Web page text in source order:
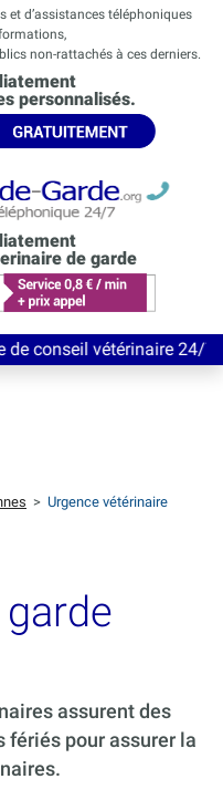
et d’assistances téléphoniques
non-rattachés à ces derniers.
personnalisés.
de garde
vétérinaire 24/7
> Urgence vétérinaire
assurent des
fériés pour assurer la